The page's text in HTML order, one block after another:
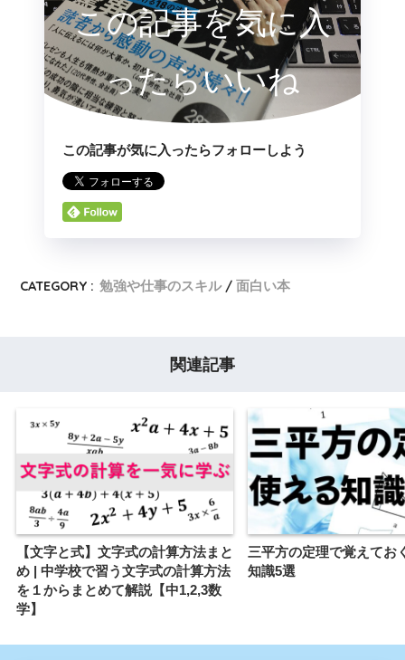
この記事を気に入
ったらいいね
この記事が気に入ったらフォローしよう
CATEGORY : 勉強や仕事のスキル 面白い本
関連記事
【文字と式】文字式の計算方法まと
め | 中学校で習う文字式の計算方法
を１からまとめて解説【中1,2,3数
学】
三平方の定理で覚えてお
知識5選